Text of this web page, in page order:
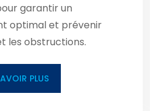
garantir un
optimal et prévenir
les obstructions.
PLUS